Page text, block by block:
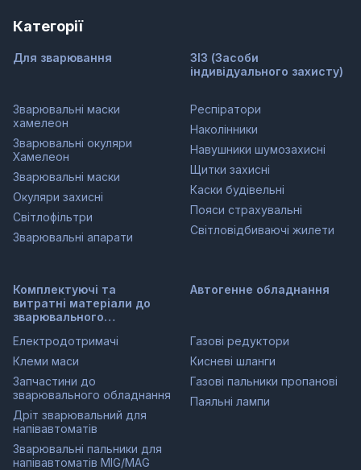
Категорії
Для зварювання
Зварювальні маски
хамелеон
Зварювальні окуляри
Хамелеон
Зварювальні маски
Окуляри захисні
Світлофільтри
Зварювальні апарати
ЗІЗ (Засоби
індивідуального захисту)
Респіратори
Наколінники
Навушники шумозахисні
Щитки захисні
Каски будівельні
Пояси страхувальні
Світловідбиваючі жилети
Комплектуючі та
витратні матеріали до
зварювального
Електродотримачі
Клеми маси
Запчастини до
зварювального обладнання
Дріт зварювальний для
напівавтоматів
Зварювальні пальники для
напівавтоматів MIG/MAG
Автогенне обладнання
Газові редуктори
Кисневі шланги
Газові пальники пропанові
Паяльні лампи